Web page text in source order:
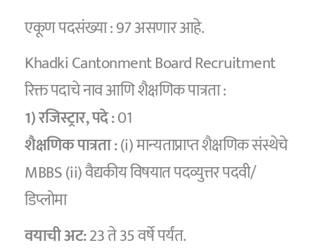
एकूण पदसंख्या : 97 असणार आहे.
Khadki Cantonment Board Recruitment
रिक्त पदाचे नाव आणि शैक्षणिक पात्रता :
1) रजिस्ट्रार, पदे :01
शैक्षणिक पात्रता :(i) मान्यताप्राप्त शैक्षणिक संस्थेचे
MBBS (ii) वैद्यकीय विषयात पदव्युत्तर पदवी/
डिप्लोमा
वयाची अट:23 ते 35 वर्षे पर्यंत.